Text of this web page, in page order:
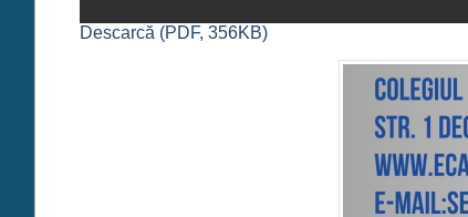
Descarcă (PDF, 356KB)